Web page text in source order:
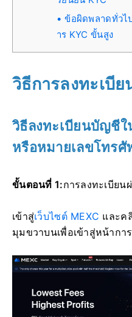
ข้อผิดพลาดทั่วไ
าร KYC ขั้นสูง
วิธีการลงทะเบีย
วิธีลงทะเบียนบัญชีใ
หรือหมายเลขโทรศั
ขั้นตอนที่ 1:การลงทะเบียน
เข้าสู่เว็บไซต์ MEXC และค
มุมขวาบนเพื่อเข้าสู่หน้ากา